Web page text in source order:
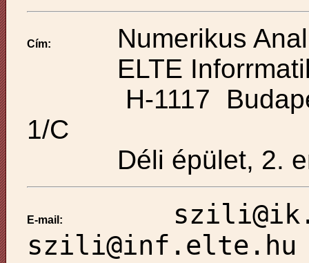
Cím:
Numerikus
ELTE
H-1117
1/C
Déli épület, 2.
E-mail:
szili@inf.elte.hu